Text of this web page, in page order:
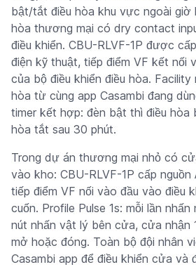
bật/tắt điều hòa khu vực ngoài giờ
hòa thương mại có dry contact
điều khiển. CBU-RLVF-1P được
điện kỹ thuật, tiếp điểm VF kết nối
của bộ điều khiển điều hòa.
hòa từ cùng app Casambi đang
timer kết hợp: đèn bật thì điều hòa
hòa tắt sau 30 phút.
Trong dự án thương mại nhỏ có
vào kho: CBU-RLVF-1P cấp
tiếp điểm VF nối vào đầu vào điều
cuốn. Profile Pulse 1s: mỗi lần
nút nhấn vật lý bên cửa, cửa nhận
mở hoặc đóng. Toàn bộ đội nhân
Casambi app để điều khiển cửa và